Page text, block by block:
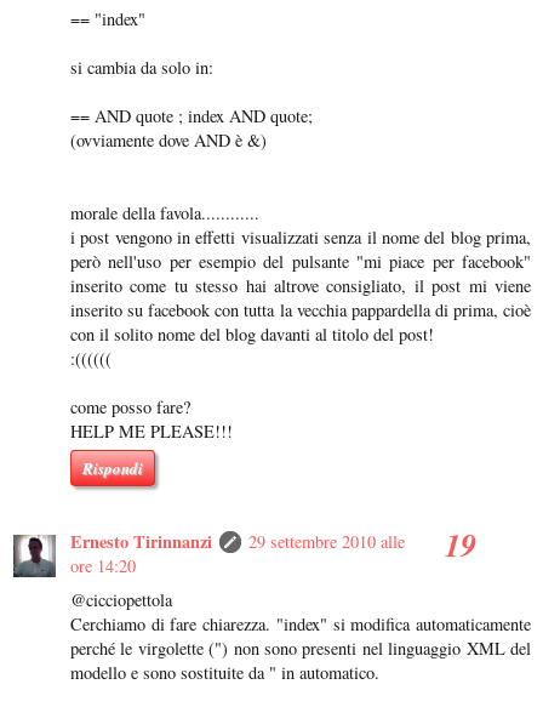
== "index"
si cambia da solo in:
== AND quote ; index AND quote;
(ovviamente dove AND è &)
morale della favola............
i post vengono in effetti visualizzati senza il nome del blog prima,
però nell'uso per esempio del pulsante "mi piace per facebook"
inserito come tu stesso hai altrove consigliato, il post mi viene
inserito su facebook con tutta la vecchia pappardella di prima, cioè
con il solito nome del blog davanti al titolo del post!
:((((((
come posso fare?
HELP ME PLEASE!!!
Rispondi
Ernesto Tirinnanzi
29 settembre 2010 alle
ore 14:20
@cicciopettola
Cerchiamo di fare chiarezza. "index" si modifica automaticamente
perché le virgolette (") non sono presenti nel linguaggio XML del
modello e sono sostituite da " in automatico.